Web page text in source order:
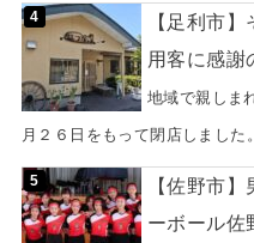
【足利市
用客に感謝
地域で親しま
月２６日をもって閉店しました
【佐野市
ーボール佐